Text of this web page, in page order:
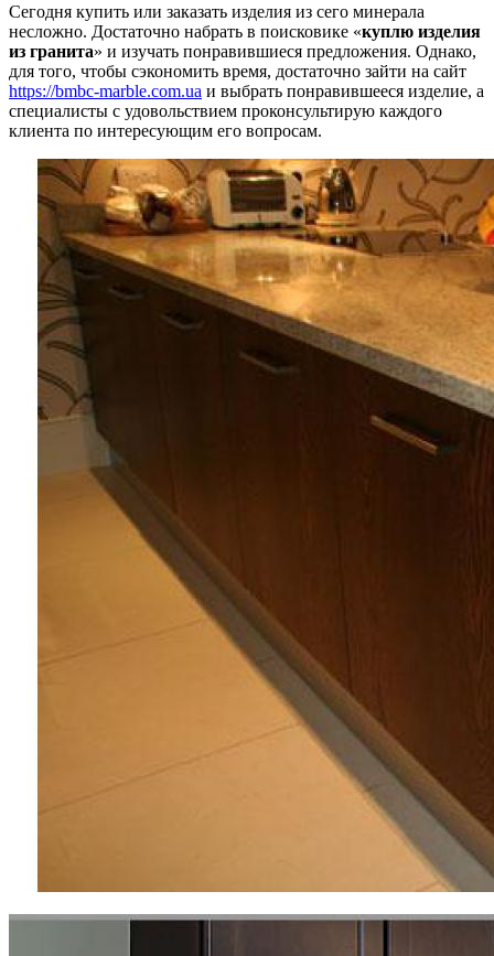
Сегодня купить или заказать изделия из сего минерала
несложно. Достаточно набрать в поисковике «куплю изделия
из гранита» и изучать понравившиеся предложения. Однако,
для того, чтобы сэкономить время, достаточно зайти на сайт
https://bmbc-marble.com.ua и выбрать понравившееся изделие, а
специалисты с удовольствием проконсультирую каждого
клиента по интересующим его вопросам.